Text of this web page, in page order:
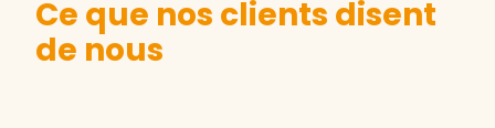
Ce que nos clients disent
de nous